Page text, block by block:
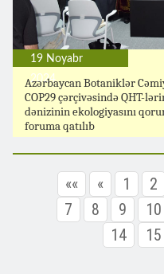
19 Noyabr
2024
Azərbaycan Botaniklər
COP29 çərçivəsində QHT-
dənizinin ekologiyasını
foruma qatılıb
«« « 1 2
7
8 9 10
14
15